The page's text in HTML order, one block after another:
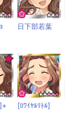
日下部若葉
[ﾛﾜｲﾔﾙﾘﾄﾙ]